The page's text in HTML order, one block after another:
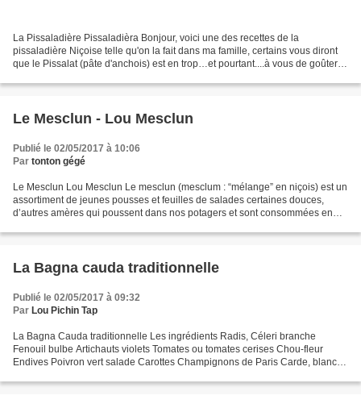
La Pissaladière Pissaladièra Bonjour, voici une des recettes de la
pissaladière Niçoise telle qu'on la fait dans ma famille, certains vous diront
que le Pissalat (pâte d'anchois) est en trop…et pourtant....à vous de goûter et
Le Mesclun - Lou Mesclun
Publié le 02/05/2017 à 10:06
Par tonton gégé
Le Mesclun Lou Mesclun Le mesclun (mesclum : “mélange” en niçois) est un
assortiment de jeunes pousses et feuilles de salades certaines douces,
d’autres amères qui poussent dans nos potagers et sont consommées en
La Bagna cauda traditionnelle
Publié le 02/05/2017 à 09:32
Par Lou Pichin Tap
La Bagna Cauda traditionnelle Les ingrédients Radis, Céleri branche
Fenouil bulbe Artichauts violets Tomates ou tomates cerises Chou-fleur
Endives Poivron vert salade Carottes Champignons de Paris Carde, blanc